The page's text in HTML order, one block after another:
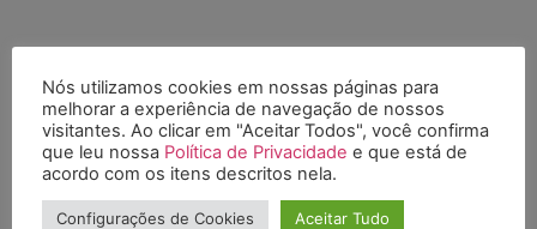
Nós utilizamos cookies em nossas páginas para
melhorar a experiência de navegação de nossos
visitantes. Ao clicar em "Aceitar Todos", você confirma
que leu nossa Política de Privacidade e que está de
acordo com os itens descritos nela.
Configurações de Cookies Aceitar Tudo